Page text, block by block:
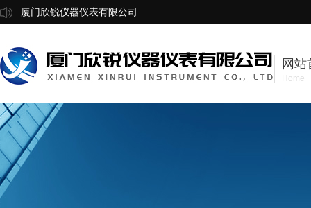
厦门欣锐仪器仪表有限公司
网站
Home